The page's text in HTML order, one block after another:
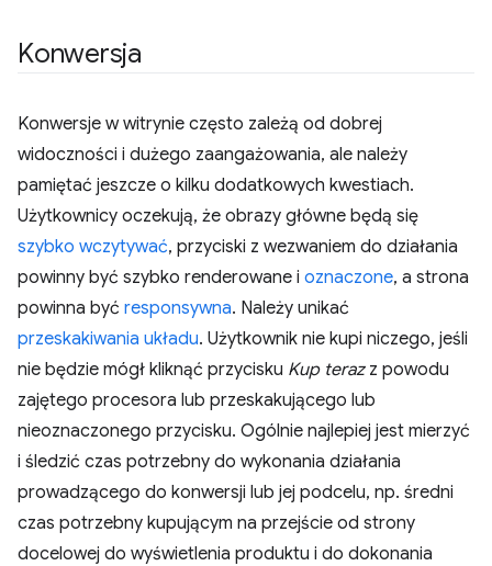
Konwersja
Konwersje w witrynie często zależą od dobrej
widoczności i dużego zaangażowania, ale należy
pamiętać jeszcze o kilku dodatkowych kwestiach.
Użytkownicy oczekują, że obrazy główne będą się
szybko wczytywać, przyciski z wezwaniem do działania
powinny być szybko renderowane i oznaczone, a strona
powinna być responsywna. Należy unikać
przeskakiwania układu. Użytkownik nie kupi niczego, jeśli
nie będzie mógł kliknąć przycisku Kup terazz powodu
zajętego procesora lub przeskakującego lub
nieoznaczonego przycisku. Ogólnie najlepiej jest mierzyć
i śledzić czas potrzebny do wykonania działania
prowadzącego do konwersji lub jej podcelu, np. średni
czas potrzebny kupującym na przejście od strony
docelowej do wyświetlenia produktu i do dokonania